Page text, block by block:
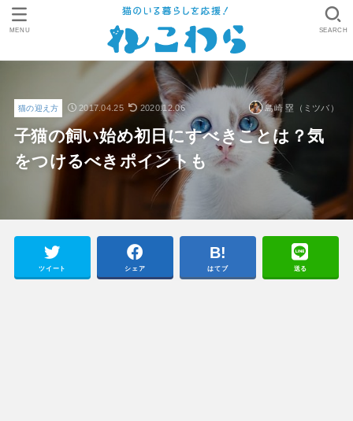
SEARCH
MENU
猫の迎え方 2017.04.25 2020.12.06 島崎 塁（ミツバ）
子猫の飼い始め初日にすべきことは？気
をつけるべきポイントも
ツイート シェア はてブ 送る